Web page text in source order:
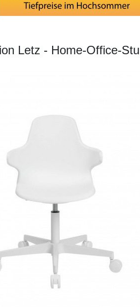
Letz - Home-Office-